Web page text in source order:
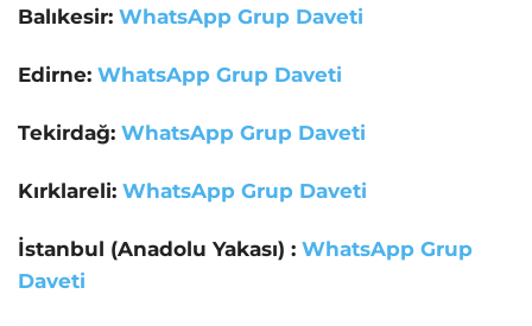
Balıkesir: WhatsApp Grup Daveti
Edirne: WhatsApp Grup Daveti
Tekirdağ: WhatsApp Grup Daveti
Kırklareli: WhatsApp Grup Daveti
İstanbul (Anadolu Yakası) : WhatsApp Grup
Daveti